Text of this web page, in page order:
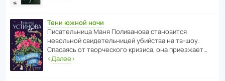
Тени южной ночи
Писа­тель­ница Маня Поли­ва­нова стано­вится
невольной свиде­тель­ницей убийства на тв-шоу.
Спасаясь от твор­че­с­кого кризиса, она приезжает…
‹Далее›